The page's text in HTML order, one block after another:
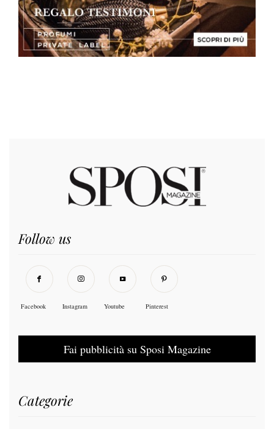
Follow us
Facebook Instagram Youtube Pinterest
Fai pubblicità su Sposi Magazine
Categorie